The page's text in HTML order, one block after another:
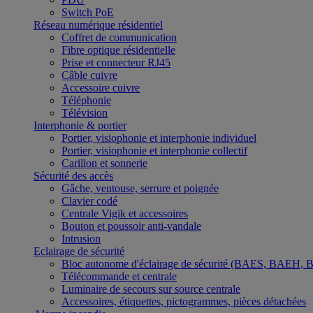
Switch PoE
Réseau numérique résidentiel
Coffret de communication
Fibre optique résidentielle
Prise et connecteur RJ45
Câble cuivre
Accessoire cuivre
Téléphonie
Télévision
Interphonie & portier
Portier, visiophonie et interphonie individuel
Portier, visiophonie et interphonie collectif
Carillon et sonnerie
Sécurité des accès
Gâche, ventouse, serrure et poignée
Clavier codé
Centrale Vigik et accessoires
Bouton et poussoir anti-vandale
Intrusion
Eclairage de sécurité
Bloc autonome d'éclairage de sécurité (BAES,
Télécommande et centrale
Luminaire de secours sur source centrale
Accessoires, étiquettes, pictogrammes, pièces détachées